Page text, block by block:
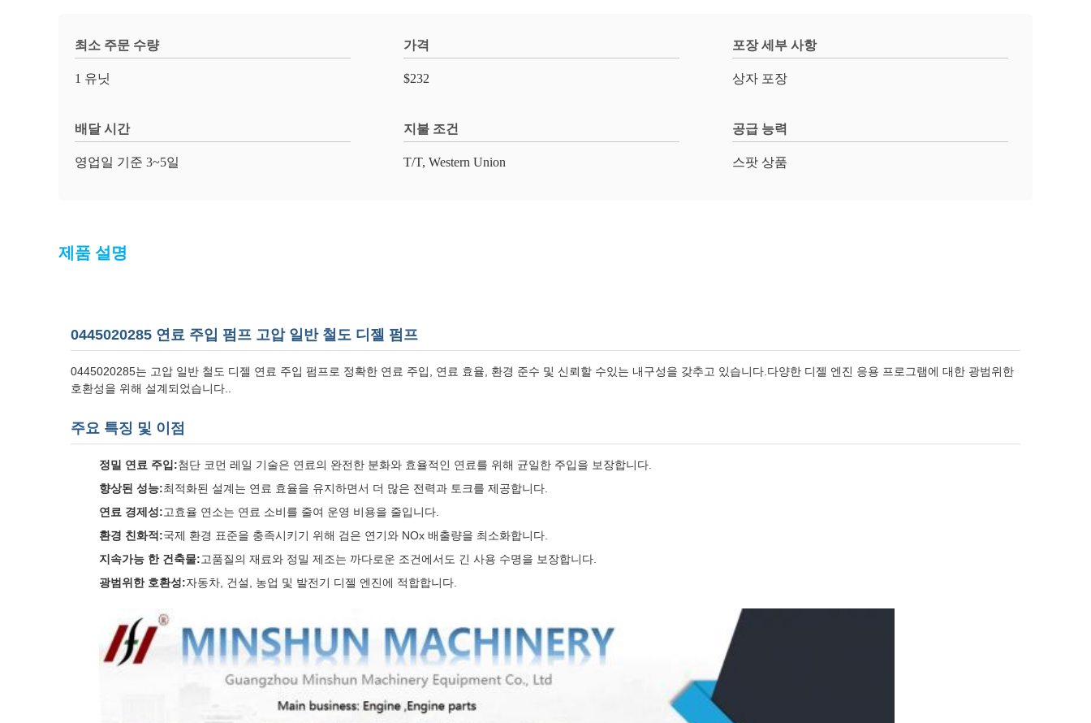
최소 주문 수량
1 유닛
가격
$232
포장 세부 사항
상자 포장
배달 시간
영업일 기준 3~5일
지불 조건
T/T, Western Union
공급 능력
스팟 상품
제품 설명
0445020285 연료 주입 펌프 고압 일반 철도 디젤 펌프
0445020285는 고압 일반 철도 디젤 연료 주입 펌프로 정확한 연료 주입, 연료 효율, 환경 준수 및 신뢰할 수있는 내구성을 갖추고 있습니다.다양한 디젤 엔진 응용 프로그램에 대한 광범위한
호환성을 위해 설계되었습니다..
주요 특징 및 이점
정밀 연료 주입:첨단 코먼 레일 기술은 연료의 완전한 분화와 효율적인 연료를 위해 균일한 주입을 보장합니다.
향상된 성능:최적화된 설계는 연료 효율을 유지하면서 더 많은 전력과 토크를 제공합니다.
연료 경제성:고효율 연소는 연료 소비를 줄여 운영 비용을 줄입니다.
환경 친화적:국제 환경 표준을 충족시키기 위해 검은 연기와 NOx 배출량을 최소화합니다.
지속가능 한 건축물:고품질의 재료와 정밀 제조는 까다로운 조건에서도 긴 사용 수명을 보장합니다.
광범위한 호환성:자동차, 건설, 농업 및 발전기 디젤 엔진에 적합합니다.